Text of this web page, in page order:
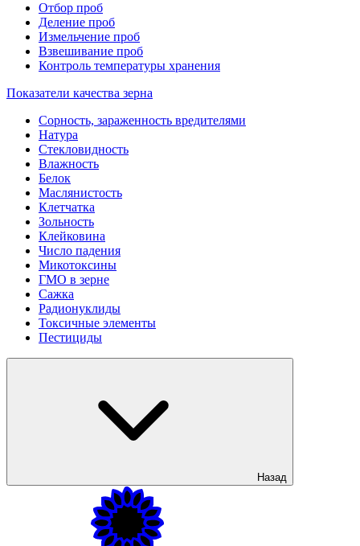
Отбор проб
Деление проб
Измельчение проб
Взвешивание проб
Контроль температуры хранения
Показатели качества зерна
Сорность, зараженность вредителями
Натура
Стекловидность
Влажность
Белок
Маслянистость
Клетчатка
Зольность
Клейковина
Число падения
Микотоксины
ГМО в зерне
Сажка
Радионуклиды
Токсичные элементы
Пестициды
Назад